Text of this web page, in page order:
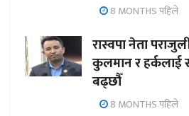
8 MONTHS पहिले
रास्वपा नेता
कुलमान र हर्कलाई
बढ्छौँ
8 MONTHS पहिले